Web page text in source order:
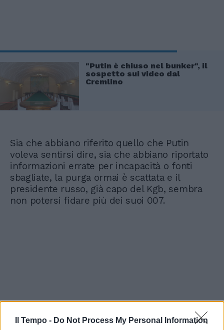
Il Tempo - Do Not Process My Personal Information
"Putin è chiuso nel bunker", il
sospetto sui video dal
Cremlino
Sia che abbiano riferito quello che Putin
voleva sentirsi dire, sia che abbiano riportato
informazioni errate per incapacità o fonti
sbagliate, la purga ormai è scattata e il
presidente russo, già capo del Kgb, sembra
non potersi fidare più dei suoi 007.